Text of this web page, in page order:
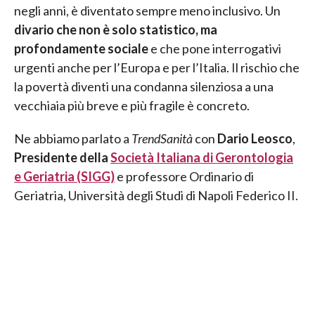
negli anni, è diventato sempre meno inclusivo. Un
divario che non è solo statistico, ma
profondamente socialee che pone interrogativi
urgenti anche per l’Europa e per l’Italia. Il rischio che
la povertà diventi una condanna silenziosa a una
vecchiaia più breve e più fragile è concreto.
Ne abbiamo parlato a TrendSanitàcon Dario Leosco,
Presidente dellaSocietà Italiana di Gerontologia
e Geriatria (SIGG)e professore Ordinario di
Geriatria, Università degli Studi di Napoli Federico II.